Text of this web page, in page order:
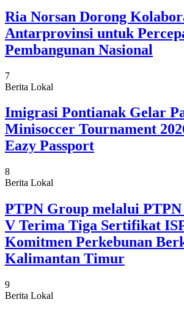
Ria Norsan Dorong
Antarprovinsi untuk
Pembangunan Nasional
7
Berita Lokal
Imigrasi Pontianak Gelar
Minisoccer Tournament
Eazy Passport
8
Berita Lokal
PTPN Group melalui
V Terima Tiga Sertifikat
Komitmen Perkebunan
Kalimantan Timur
9
Berita Lokal